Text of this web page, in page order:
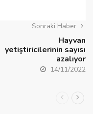
Sonraki Haber
Hayvan
yetiştiricilerinin sayısı
azalıyor
14/11/2022